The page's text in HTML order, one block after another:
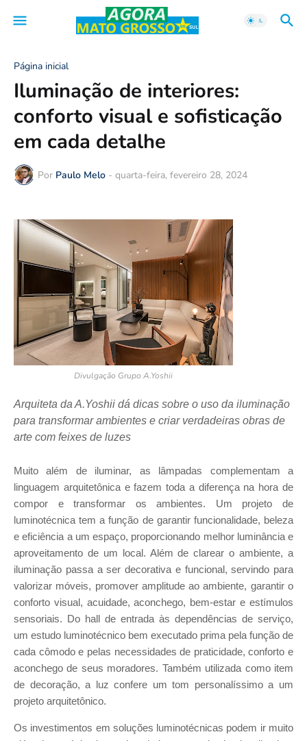
Página inicial
Iluminação de interiores:
conforto visual e sofisticação
em cada detalhe
Por Paulo Melo - quarta-feira, fevereiro 28, 2024
Divulgação Grupo A.Yoshii
Arquiteta da A.Yoshii dá dicas sobre o uso da iluminação
para transformar ambientes e criar verdadeiras obras de
arte com feixes de luzes
Muito além de iluminar, as lâmpadas complementam a
linguagem arquitetônica e fazem toda a diferença na hora de
compor e transformar os ambientes. Um projeto de
luminotécnica tem a função de garantir funcionalidade, beleza
e eficiência a um espaço, proporcionando melhor luminância e
aproveitamento de um local. Além de clarear o ambiente, a
iluminação passa a ser decorativa e funcional, servindo para
valorizar móveis, promover amplitude ao ambiente, garantir o
conforto visual, acuidade, aconchego, bem-estar e estímulos
sensoriais. Do hall de entrada às dependências de serviço,
um estudo luminotécnico bem executado prima pela função de
cada cômodo e pelas necessidades de praticidade, conforto e
aconchego de seus moradores. Também utilizada como item
de decoração, a luz confere um tom personalíssimo a um
projeto arquitetônico.
Os investimentos em soluções luminotécnicas podem ir muito